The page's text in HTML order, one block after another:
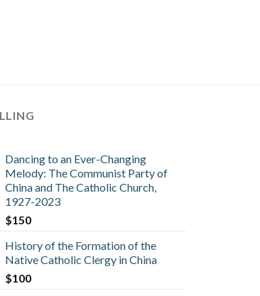
Dancing to an Ever-Changing
Melody: The Communist Party of
China and The Catholic Church,
1927-2023
$150
History of the Formation of the
Native Catholic Clergy in China
$100